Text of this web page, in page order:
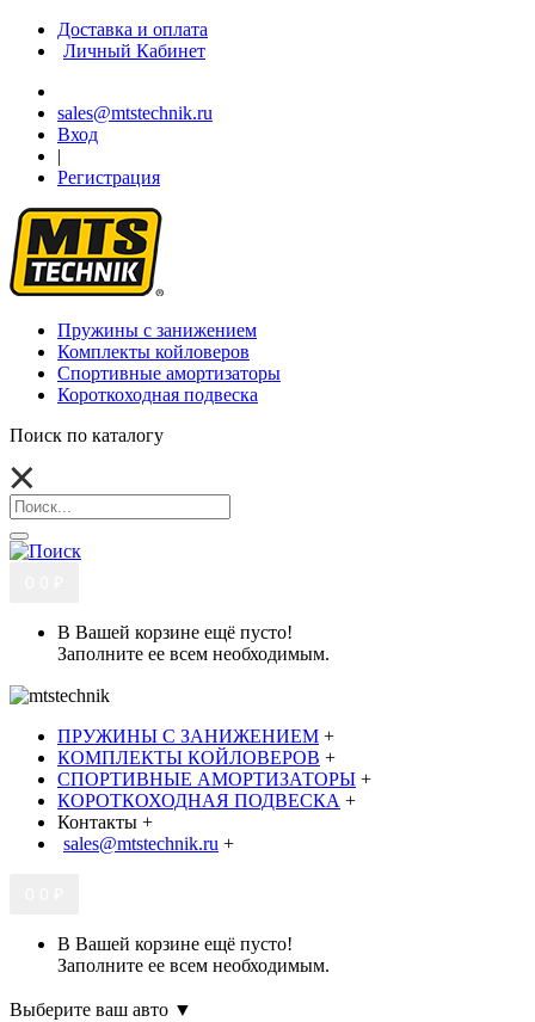
Доставка и оплата
Личный Кабинет
sales@mtstechnik.ru
Вход
|
Регистрация
Пружины с занижением
Комплекты койловеров
Спортивные амортизаторы
Короткоходная подвеска
Поиск по каталогу
В Вашей корзине ещё пусто!
Заполните ее всем необходимым.
ПРУЖИНЫ С ЗАНИЖЕНИЕМ +
КОМПЛЕКТЫ КОЙЛОВЕРОВ +
СПОРТИВНЫЕ АМОРТИЗАТОРЫ +
КОРОТКОХОДНАЯ ПОДВЕСКА +
Контакты +
sales@mtstechnik.ru +
В Вашей корзине ещё пусто!
Заполните ее всем необходимым.
Выберите ваш авто ▼